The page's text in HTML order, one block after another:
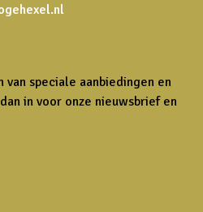
speciale aanbiedingen en
in voor onze nieuwsbrief en